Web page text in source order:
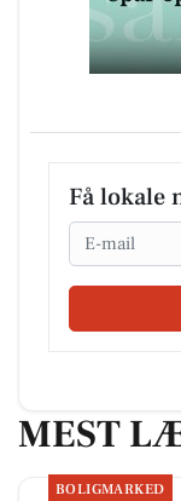
Få lokale
Email
MEST
BOLIGMARKED